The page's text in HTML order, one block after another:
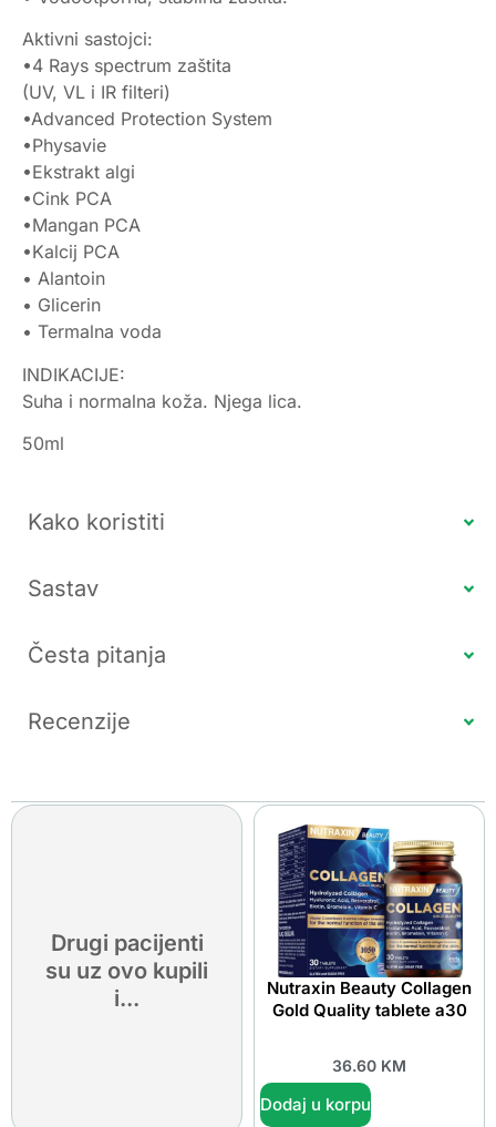
Aktivni sastojci:
•4 Rays spectrum zaštita
(UV, VL i IR filteri)
•Advanced Protection System
•Physavie
•Ekstrakt algi
•Cink PCA
•Mangan PCA
•Kalcij PCA
• Alantoin
• Glicerin
• Termalna voda
INDIKACIJE:
Suha i normalna koža. Njega lica.
50ml
Kako koristiti
Sastav
Česta pitanja
Recenzije
Drugi pacijenti
su uz ovo kupili
i...
Nutraxin Beauty Collagen
Gold Quality tablete a30
36.60 KM
Dodaj u korpu